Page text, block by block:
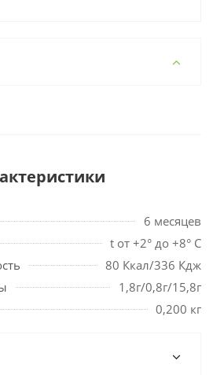
6 месяцев
t от +2° до +8° С
80 Ккал/336 Кдж
1,8г/0,8г/15,8г
0,200 кг